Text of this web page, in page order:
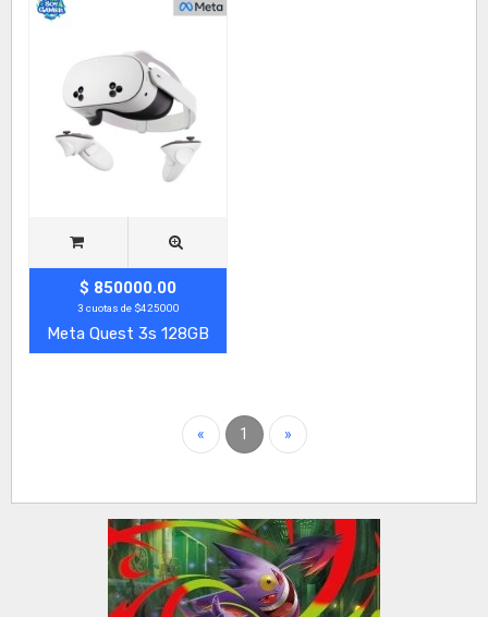
$ 850000.00
3 cuotas de $425000
Meta Quest 3s 128GB
« 1 »